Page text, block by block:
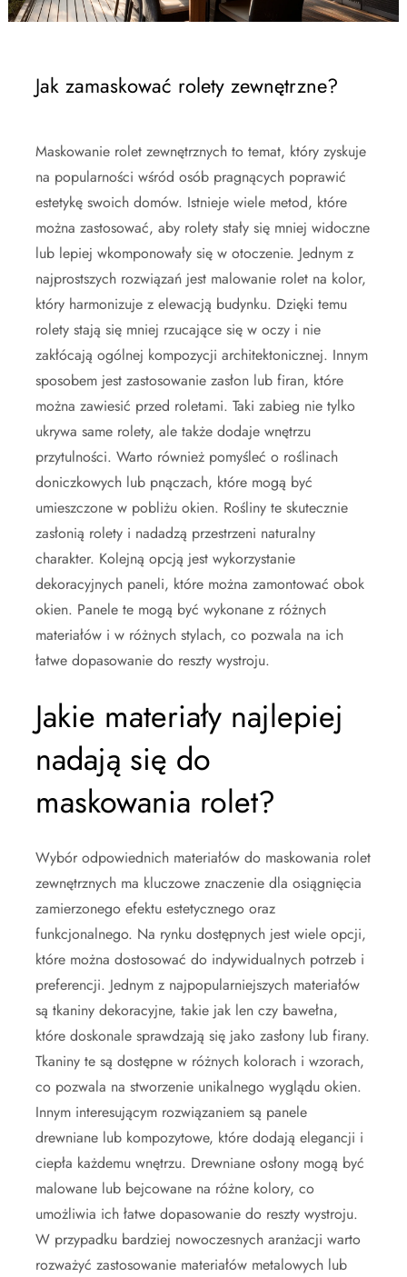
Jak zamaskować rolety zewnętrzne?
Maskowanie rolet zewnętrznych to temat, który zyskuje
na popularności wśród osób pragnących poprawić
estetykę swoich domów. Istnieje wiele metod, które
można zastosować, aby rolety stały się mniej widoczne
lub lepiej wkomponowały się w otoczenie. Jednym z
najprostszych rozwiązań jest malowanie rolet na kolor,
który harmonizuje z elewacją budynku. Dzięki temu
rolety stają się mniej rzucające się w oczy i nie
zakłócają ogólnej kompozycji architektonicznej. Innym
sposobem jest zastosowanie zasłon lub firan, które
można zawiesić przed roletami. Taki zabieg nie tylko
ukrywa same rolety, ale także dodaje wnętrzu
przytulności. Warto również pomyśleć o roślinach
doniczkowych lub pnączach, które mogą być
umieszczone w pobliżu okien. Rośliny te skutecznie
zasłonią rolety i nadadzą przestrzeni naturalny
charakter. Kolejną opcją jest wykorzystanie
dekoracyjnych paneli, które można zamontować obok
okien. Panele te mogą być wykonane z różnych
materiałów i w różnych stylach, co pozwala na ich
łatwe dopasowanie do reszty wystroju.
Jakie materiały najlepiej
nadają się do
maskowania rolet?
Wybór odpowiednich materiałów do maskowania rolet
zewnętrznych ma kluczowe znaczenie dla osiągnięcia
zamierzonego efektu estetycznego oraz
funkcjonalnego. Na rynku dostępnych jest wiele opcji,
które można dostosować do indywidualnych potrzeb i
preferencji. Jednym z najpopularniejszych materiałów
są tkaniny dekoracyjne, takie jak len czy bawełna,
które doskonale sprawdzają się jako zasłony lub firany.
Tkaniny te są dostępne w różnych kolorach i wzorach,
co pozwala na stworzenie unikalnego wyglądu okien.
Innym interesującym rozwiązaniem są panele
drewniane lub kompozytowe, które dodają elegancji i
ciepła każdemu wnętrzu. Drewniane osłony mogą być
malowane lub bejcowane na różne kolory, co
umożliwia ich łatwe dopasowanie do reszty wystroju.
W przypadku bardziej nowoczesnych aranżacji warto
rozważyć zastosowanie materiałów metalowych lub